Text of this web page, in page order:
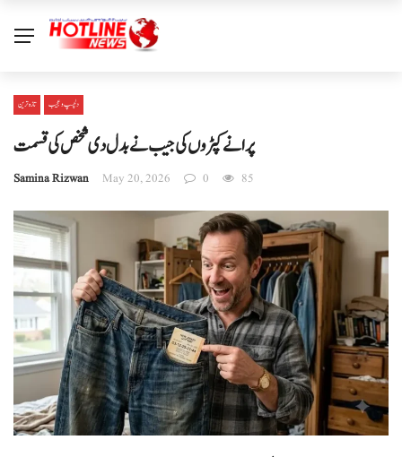
تازہ ترین دلچسپ و عجیب
پرانے کپڑوں کی جیب نے بدل دی شخص کی قسمت
Samina Rizwan May 20, 2026 0 85